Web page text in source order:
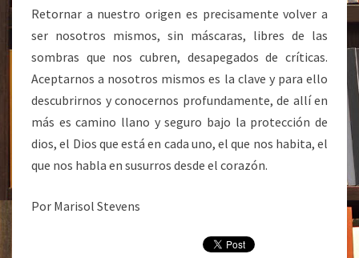
Retornar a nuestro origen es precisamente volver a
ser nosotros mismos, sin máscaras, libres de las
sombras que nos cubren, desapegados de críticas.
Aceptarnos a nosotros mismos es la clave y para ello
descubrirnos y conocernos profundamente, de allí en
más es camino llano y seguro bajo la protección de
dios, el Dios que está en cada uno, el que nos habita, el
que nos habla en susurros desde el corazón.
Por Marisol Stevens